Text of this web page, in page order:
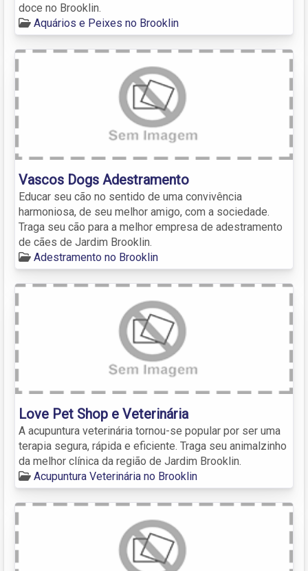
doce no Brooklin.
Aquários e Peixes no Brooklin
Vascos Dogs Adestramento
Educar seu cão no sentido de uma convivência
harmoniosa, de seu melhor amigo, com a sociedade.
Traga seu cão para a melhor empresa de adestramento
de cães de Jardim Brooklin.
Adestramento no Brooklin
Love Pet Shop e Veterinária
A acupuntura veterinária tornou-se popular por ser uma
terapia segura, rápida e eficiente. Traga seu animalzinho
da melhor clínica da região de Jardim Brooklin.
Acupuntura Veterinária no Brooklin